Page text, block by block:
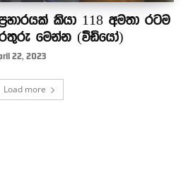
කියා 118 අමතා රටම
මෙන්න (වීඩියෝ)
22, 2023
Load more